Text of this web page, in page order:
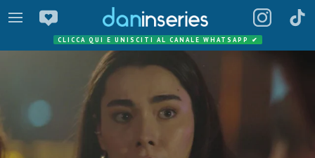
CLICCA QUI E UNISCITI AL CANALE WHATSAPP ✔